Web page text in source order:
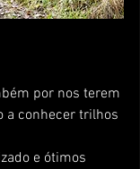
por nos terem
a conhecer trilhos
e ótimos